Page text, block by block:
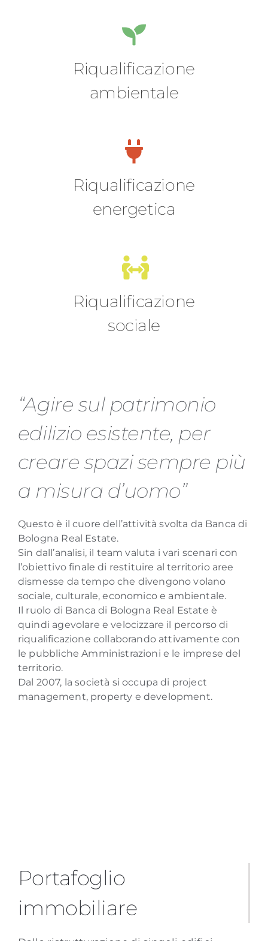
Riqualificazione
ambientale
Riqualificazione
energetica
Riqualificazione
sociale
“Agire sul patrimonio
edilizio esistente, per
creare spazi sempre più
a misura d’uomo”
Questo è il cuore dell’attività svolta da Banca di
Bologna Real Estate.
Sin dall’analisi, il team valuta i vari scenari con
l’obiettivo finale di restituire al territorio aree
dismesse da tempo che divengono volano
sociale, culturale, economico e ambientale.
Il ruolo di Banca di Bologna Real Estate è
quindi agevolare e velocizzare il percorso di
riqualificazione collaborando attivamente con
le pubbliche Amministrazioni e le imprese del
territorio.
Dal 2007, la società si occupa di project
management, property e development.
Portafoglio
immobiliare